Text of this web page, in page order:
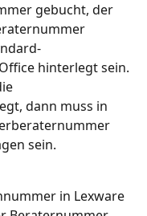
gebucht, der
hinterlegt sein.
dann muss in
sein.
in Lexware